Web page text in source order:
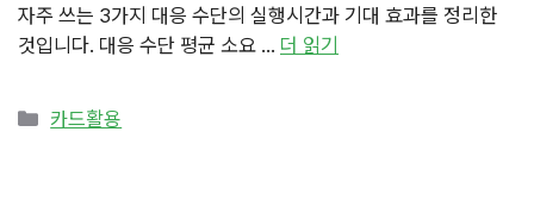
자주 쓰는 3가지 대응 수단의 실행시간과 기대 효과를 정리한
것입니다. 대응 수단 평균 소요 … 더 읽기
카
카드활용